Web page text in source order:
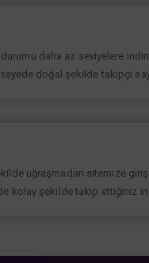
daha az seviyelere
doğal şekilde takipçi
uğraşmadan sitemize
şekilde takip ettiğiniz